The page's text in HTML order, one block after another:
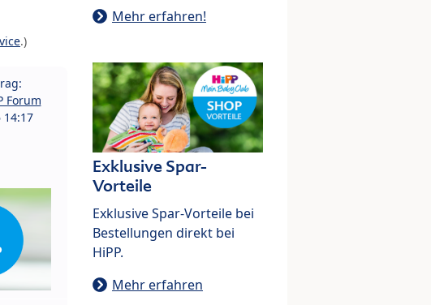
.)
Forum
14:17
Mehr erfahren!
Exklusive Spar-
Vorteile
Exklusive Spar-Vorteile bei
Bestellungen direkt bei
HiPP.
Mehr erfahren